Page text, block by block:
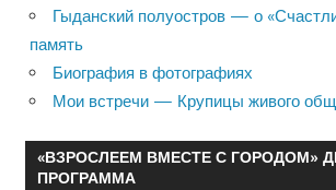
Гыданский полуостров — о
память
Биография в фотографиях
Мои встречи — Крупицы живого
«ВЗРОСЛЕЕМ ВМЕСТЕ С ГОРОДОМ»
ПРОГРАММА